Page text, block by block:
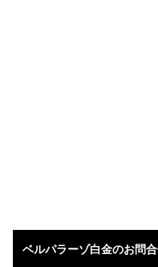
ベルパラーゾ白金のお問